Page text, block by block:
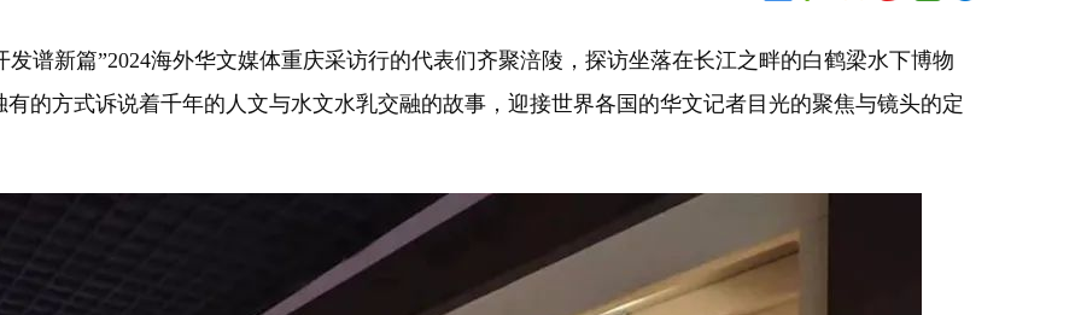
发谱新篇”2024海外华文媒体重庆采访行的代表们齐聚涪陵，探访坐落在长江之畔的白鹤梁水下博物
的方式诉说着千年的人文与水文水乳交融的故事，迎接世界各国的华文记者目光的聚焦与镜头的定